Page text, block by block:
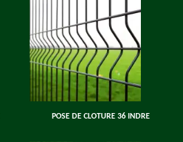
POSE DE CLOTURE 36 INDRE